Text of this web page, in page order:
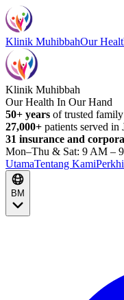
Klinik MuhibbahOur
Klinik Muhibbah
Our Health In Our Hand
50+ years of trusted
27,000+ patients served in
31 insurance and
Mon–Thu & Sat: 9 AM –
UtamaTentang Kami
BM